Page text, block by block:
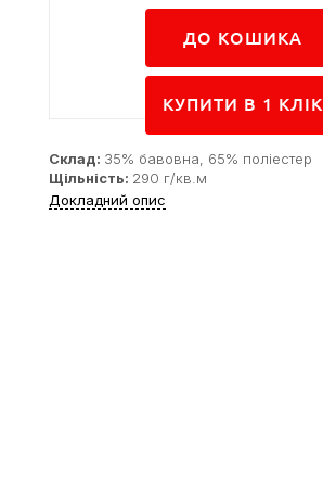
ДО КОШИКА
КУПИТИ В 1 КЛIК
Склад: 35% бавовна, 65% поліестер
Щільність: 290 г/кв.м
Докладний опис